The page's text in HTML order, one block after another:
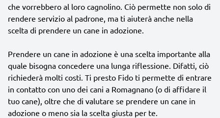
che vorrebbero al loro cagnolino. Ciò permette non solo di
rendere servizio al padrone, ma ti aiuterà anche nella
scelta di prendere un cane in adozione.
Prendere un cane in adozione è una scelta importante alla
quale bisogna concedere una lunga riflessione. Difatti, ciò
richiederà molti costi. Ti presto Fido ti permette di entrare
in contatto con uno dei cani a Romagnano (o di affidare il
tuo cane), oltre che di valutare se prendere un cane in
adozione o meno sia la scelta giusta per te.